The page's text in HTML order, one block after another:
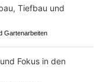
Gartenarbeiten